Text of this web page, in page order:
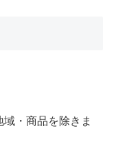
・商品を除きま